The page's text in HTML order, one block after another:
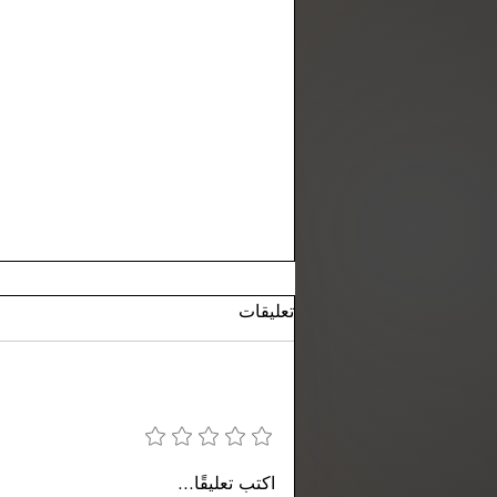
كيف تبدأ مشروع محمصة قهوة —
تعليقات
اكتب تعليقًا...